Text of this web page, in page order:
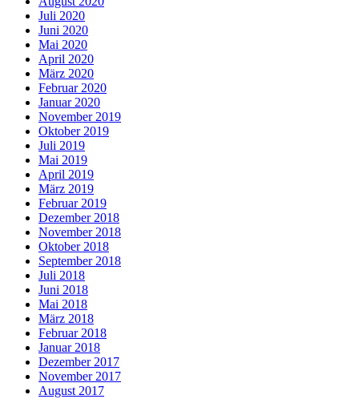
Juli 2020
Juni 2020
Mai 2020
April 2020
März 2020
Februar 2020
Januar 2020
November 2019
Oktober 2019
Juli 2019
Mai 2019
April 2019
März 2019
Februar 2019
Dezember 2018
November 2018
Oktober 2018
September 2018
Juli 2018
Juni 2018
Mai 2018
März 2018
Februar 2018
Januar 2018
Dezember 2017
November 2017
August 2017